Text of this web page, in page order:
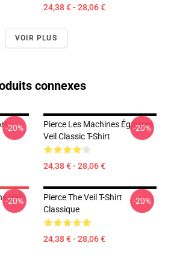
24,38 € - 28,06 €
VOIR PLUS
connexes
-20%
Pierce Les Machines Égoïstes
Veil Classic T-Shirt
24,38 € - 28,06 €
-20%
Veil
-20%
Pierce The Veil T-Shirt
Classique
24,38 € - 28,06 €
-20%